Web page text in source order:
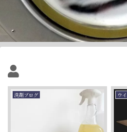
洗剤ブログ ウ